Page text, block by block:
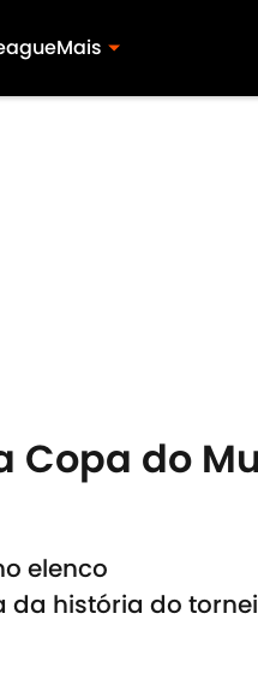
Mais
Copa do
elenco
da história do